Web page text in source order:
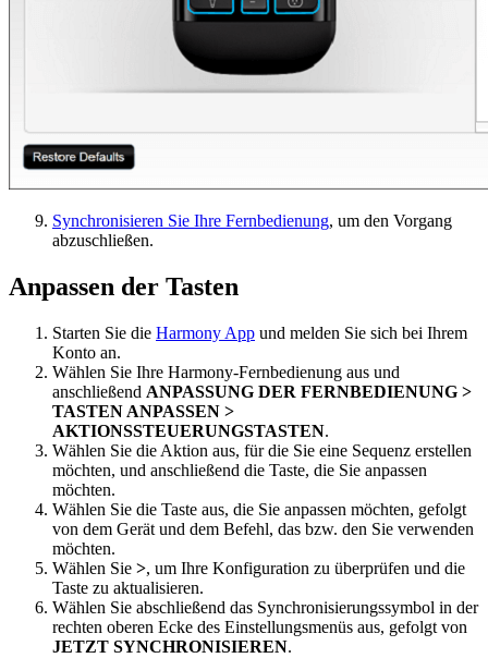
Synchronisieren Sie Ihre Fernbedienung, um den Vorgang
abzuschließen.
Anpassen der Tasten
Starten Sie die Harmony App und melden Sie sich bei Ihrem
Konto an.
Wählen Sie Ihre Harmony-Fernbedienung aus und
anschließend ANPASSUNG DER FERNBEDIENUNG >
TASTEN ANPASSEN >
AKTIONSSTEUERUNGSTASTEN.
Wählen Sie die Aktion aus, für die Sie eine Sequenz erstellen
möchten, und anschließend die Taste, die Sie anpassen
möchten.
Wählen Sie die Taste aus, die Sie anpassen möchten, gefolgt
von dem Gerät und dem Befehl, das bzw. den Sie verwenden
möchten.
Wählen Sie >, um Ihre Konfiguration zu überprüfen und die
Taste zu aktualisieren.
Wählen Sie abschließend das Synchronisierungssymbol in der
rechten oberen Ecke des Einstellungsmenüs aus, gefolgt von
JETZT SYNCHRONISIEREN.